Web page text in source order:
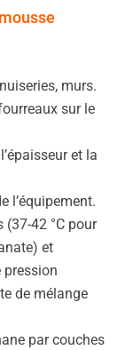
murs.
sur le
et la
l’équipement.
42 °C pour
et
pression
de mélange
par couches